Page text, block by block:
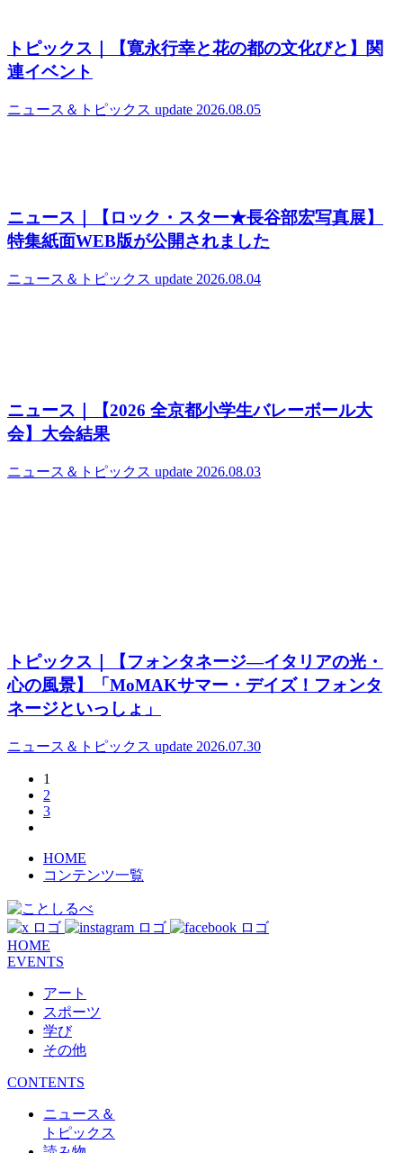
トピックス｜【寛永行幸と花の都の文化びと】関
連イベント
ニュース＆トピックス update 2026.08.05
ニュース｜【ロック・スター★長谷部宏写真展】
特集紙面WEB版が公開されました
ニュース＆トピックス update 2026.08.04
ニュース｜【2026 全京都小学生バレーボール大
会】大会結果
ニュース＆トピックス update 2026.08.03
トピックス｜【フォンタネージ—イタリアの光・
心の風景】「MoMAKサマー・デイズ！フォンタ
ネージといっしょ」
ニュース＆トピックス update 2026.07.30
1
2
3
HOME
コンテンツ一覧
HOME
EVENTS
アート
スポーツ
学び
その他
CONTENTS
ニュース＆
トピックス